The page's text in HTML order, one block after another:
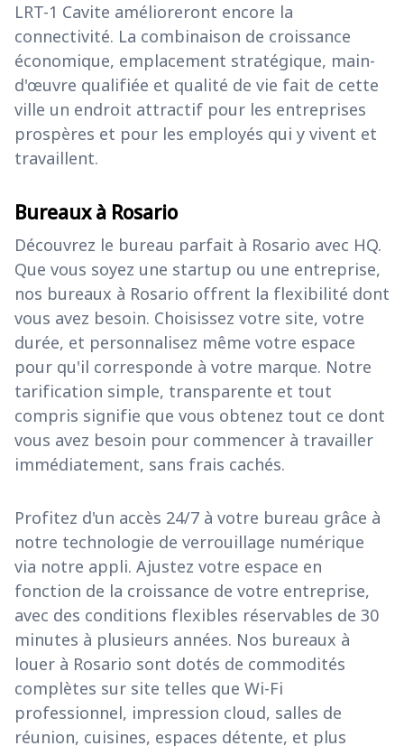
LRT-1 Cavite amélioreront encore la
connectivité. La combinaison de croissance
économique, emplacement stratégique, main-
d'œuvre qualifiée et qualité de vie fait de cette
ville un endroit attractif pour les entreprises
prospères et pour les employés qui y vivent et
travaillent.
Bureaux à Rosario
Découvrez le bureau parfait à Rosario avec HQ.
Que vous soyez une startup ou une entreprise,
nos bureaux à Rosario offrent la flexibilité dont
vous avez besoin. Choisissez votre site, votre
durée, et personnalisez même votre espace
pour qu'il corresponde à votre marque. Notre
tarification simple, transparente et tout
compris signifie que vous obtenez tout ce dont
vous avez besoin pour commencer à travailler
immédiatement, sans frais cachés.
Profitez d'un accès 24/7 à votre bureau grâce à
notre technologie de verrouillage numérique
via notre appli. Ajustez votre espace en
fonction de la croissance de votre entreprise,
avec des conditions flexibles réservables de 30
minutes à plusieurs années. Nos bureaux à
louer à Rosario sont dotés de commodités
complètes sur site telles que Wi-Fi
professionnel, impression cloud, salles de
réunion, cuisines, espaces détente, et plus